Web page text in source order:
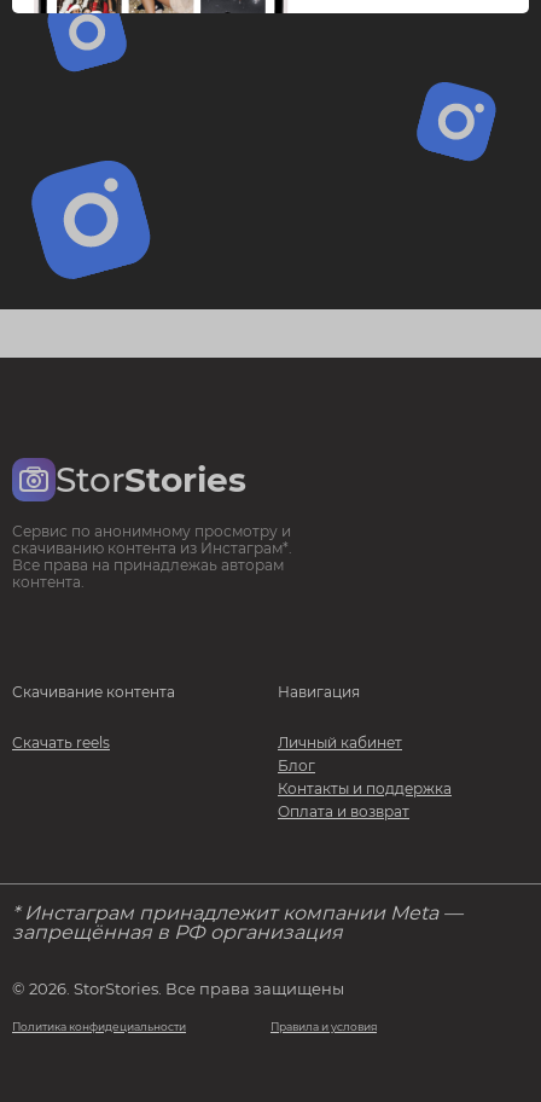
StorStories
Сервис по анонимному просмотру и
скачиванию контента из Инстаграм*.
Все права на принадлежаь авторам
контента.
Скачивание контента
Скачать reels
Навигация
Личный кабинет
Блог
Контакты и поддержка
Оплата и возврат
* Инстаграм принадлежит компании Meta —
запрещённая в РФ организация
© 2026. StorStories. Все права защищены
Политика конфидециальности Правила и условия